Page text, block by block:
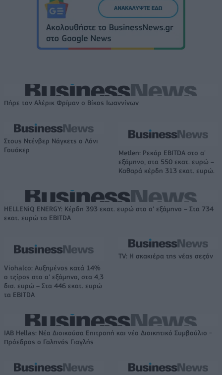
Πήρε τον Αλέρικ Φρίμαν ο Βίκος Ιωαννίνων
Στους Ντένβερ Νάγκετς ο Λόνι
Γουόκερ
Metlen: Ρεκόρ EBITDA στο α'
εξάμηνο, στα 550 εκατ. ευρώ –
Καθαρά κέρδη 313 εκατ. ευρώ.
HELLENiQ ENERGY: Κέρδη 393 εκατ. ευρώ στο α' εξάμηνο – Στα 734
εκατ. ευρώ τα EBITDA
Viohalco: Αυξημένος κατά 14%
ο τζίρος στο α' εξάμηνο, στα 4,3
δισ. ευρώ – Στα 446 εκατ. ευρώ
τα EBITDA
TV: Η σκακιέρα της νέας σεζόν
IAB Hellas: Νέα Διοικούσα Επιτροπή και νέο Διοικητικό Συμβούλιο -
Πρόεδρος ο Γαληνός Γιαγλής